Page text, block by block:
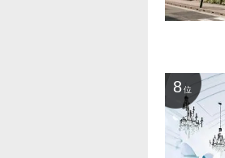
8 位